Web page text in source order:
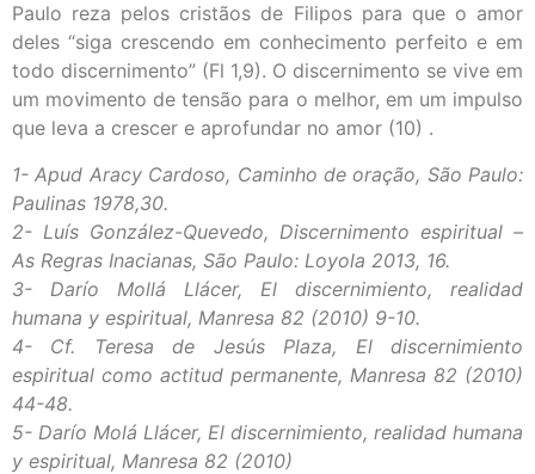
Paulo reza pelos cristãos de Filipos para que o amor
deles “siga crescendo em conhecimento perfeito e em
todo discernimento” (Fl 1,9). O discernimento se vive em
um movimento de tensão para o melhor, em um impulso
que leva a crescer e aprofundar no amor (10) .
1- Apud Aracy Cardoso, Caminho de oração, São Paulo:
Paulinas 1978,30.
2- Luís González-Quevedo, Discernimento espiritual –
As Regras Inacianas, São Paulo: Loyola 2013, 16.
3- Darío Mollá Llácer, El discernimiento, realidad
humana y espiritual, Manresa 82 (2010) 9-10.
4- Cf. Teresa de Jesús Plaza, El discernimiento
espiritual como actitud permanente, Manresa 82 (2010)
44-48.
5- Darío Molá Llácer, El discernimiento, realidad humana
y espiritual, Manresa 82 (2010)